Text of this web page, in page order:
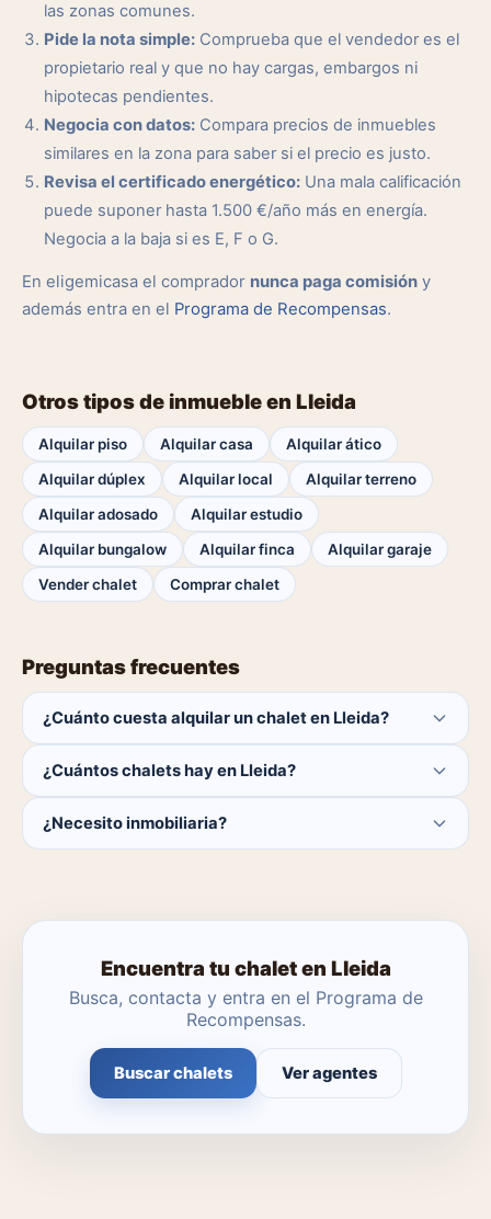
las zonas comunes.
Pide la nota simple: Comprueba que el vendedor es el
propietario real y que no hay cargas, embargos ni
hipotecas pendientes.
Negocia con datos: Compara precios de inmuebles
similares en la zona para saber si el precio es justo.
Revisa el certificado energético: Una mala calificación
puede suponer hasta 1.500 €/año más en energía.
Negocia a la baja si es E, F o G.
En eligemicasa el comprador nunca paga comisión y
además entra en el Programa de Recompensas.
Otros tipos de inmueble en Lleida
Alquilar piso Alquilar casa
Alquilar ático
Alquilar dúplex
Alquilar local
Alquilar terreno
Alquilar adosado
Alquilar estudio
Alquilar bungalow
Alquilar finca
Alquilar garaje
Vender chalet
Comprar chalet
Preguntas frecuentes
¿Cuánto cuesta alquilar un chalet en Lleida?
¿Cuántos chalets hay en Lleida?
catálogo se actualiza a diario.
¿Necesito inmobiliaria?
Encuentra tu chalet en Lleida
Busca, contacta y entra en el Programa de
Recompensas.
Buscar chalets Ver agentes